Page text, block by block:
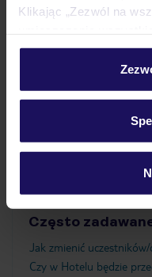
Klikając „Zezwól na
personalizować swój
Szczegółowe
Atrakcje
Ważne
Często
Jak zmienić uczestników/
Czy w Hotelu będzie